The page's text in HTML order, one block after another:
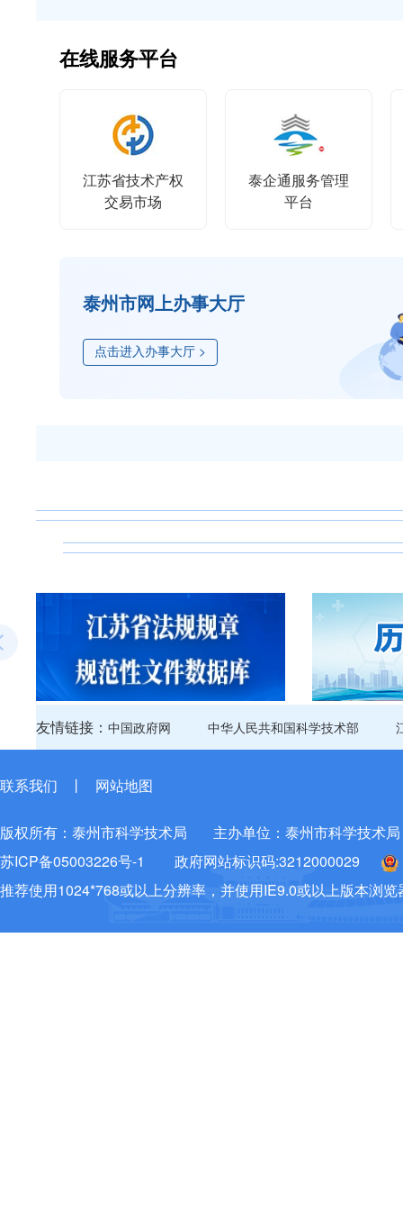
在线服务平台
江苏省技术产权
交易市场
泰企通服务管理
平台
泰州市网上办事大厅
点击进入办事大厅 >
友情链接：中国政府网 中华人民共和国科学技术部
联系我们 丨 网站地图
版权所有：泰州市科学技术局
主办单位：泰州市科学技术局
苏ICP备05003226号-1
政府网站标识码:3212000029
推荐使用1024*768或以上分辨率，并使用IE9.0或以上版本浏览